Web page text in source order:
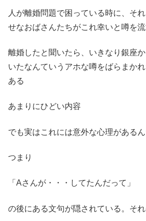
人が離婚問題で困っている時に、そ
せなおばさんたちがこれ幸いと噂を
離婚したと聞いたら、いきなり銀座
いたなんていうアホな噂をばらまか
ある
あまりにひどい内容
でも実はこれには意外な心理がある
つまり
「Aさんが・・・してたんだって」
の後にある文句が隠されている。それ